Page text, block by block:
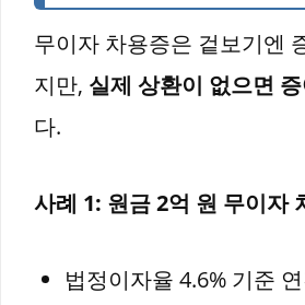
무이자 차용증은 겉보기엔
지만, 실제 상환이 없으면
다.
사례 1: 원금 2억 원 무이자
법정이자율 4.6% 기준